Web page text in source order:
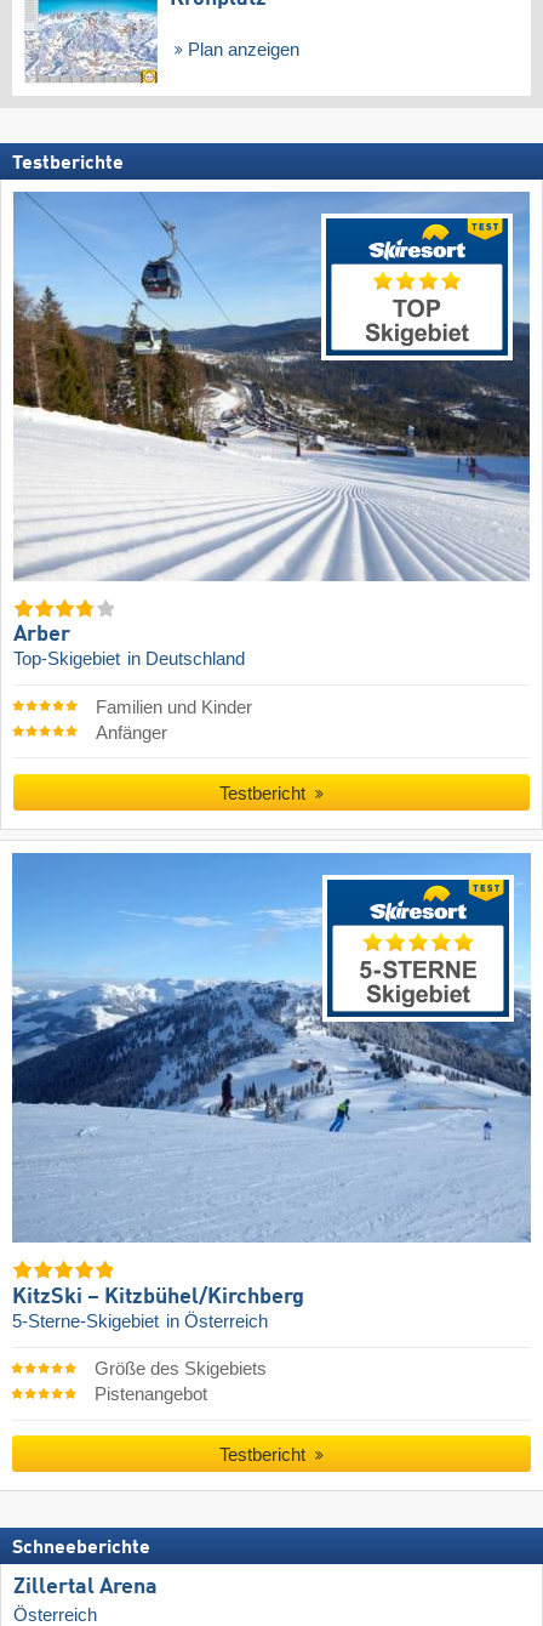
Plan anzeigen
Testberichte
Arber
Top-Skigebiet in Deutschland
Familien und Kinder
Anfänger
Testbericht
KitzSki – Kitzbühel/​Kirchberg
5-Sterne-Skigebiet in Österreich
Größe des Skigebiets
Pistenangebot
Testbericht
Schneeberichte
Zillertal Arena
Österreich